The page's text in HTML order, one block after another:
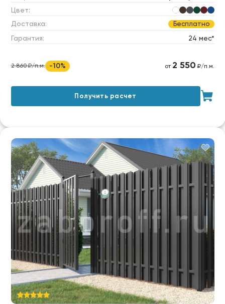
Цвет:
Доставка:
Бесплатно
Гарантия: 24 мес*
2 860 ₽/п.м. -10% от 2 550 ₽/п.м.
Получить расчет